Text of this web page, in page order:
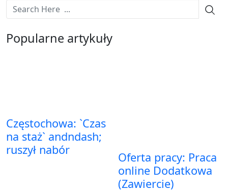
Popularne artykuły
Częstochowa: `Czas
na staż` andndash;
ruszył nabór
Oferta pracy: Praca
online Dodatkowa
(Zawiercie)